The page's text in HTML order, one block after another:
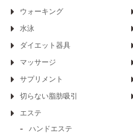
ウォーキング
水泳
ダイエット器具
マッサージ
サプリメント
切らない脂肪吸引
エステ
ハンドエステ